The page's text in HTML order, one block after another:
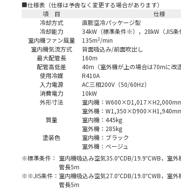
■仕様表（仕様は予告なく変更する場合があります）
項 目
仕様
冷却方式
直膨空冷パッケージ型
冷却能力
34kW（標準条件※），28kW（JIS
室内機ファン風量
135m3/min
室内機気流方式
背面吸込み/前面吹出し
最大配管長
160m
配管高低差
40m（室外機が上の場合は70mに改造
使用冷媒
R410A
入力電源
AC三相200V（50/60Hz）
消費電力
10kW
外形寸法
室内機：
室外機：
質量
室内機：445kg
室外機：285kg
塗装色
室内機：ブラック
室外機：ベージュ
※標準条件： 室内機吸込み空気35.0℃DB/19.9℃WB，室外
管長5m
※※JIS条件： 室内機吸込み空気27.0℃DB/19.0℃WB，室外
管長5m